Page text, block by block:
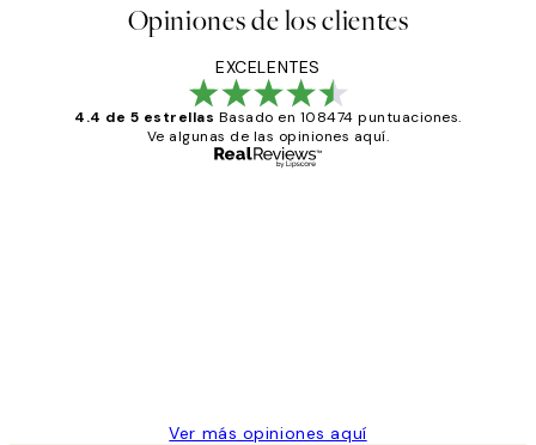
Opiniones de los clientes
EXCELENTES
4.4 de 5 estrellas Basado en 108474 puntuaciones.
Ve algunas de las opiniones aquí.
Ver más opiniones aquí